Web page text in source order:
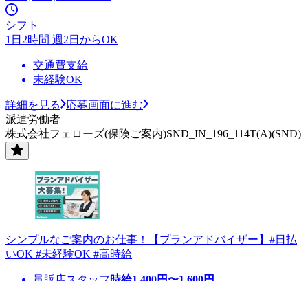
シフト
1日2時間 週2日からOK
交通費支給
未経験OK
詳細を見る
応募画面に進む
派遣労働者
株式会社フェローズ(保険ご案内)SND_IN_196_114T(A)(SND)
シンプルなご案内のお仕事！【プランアドバイザー】#日払
いOK #未経験OK #高時給